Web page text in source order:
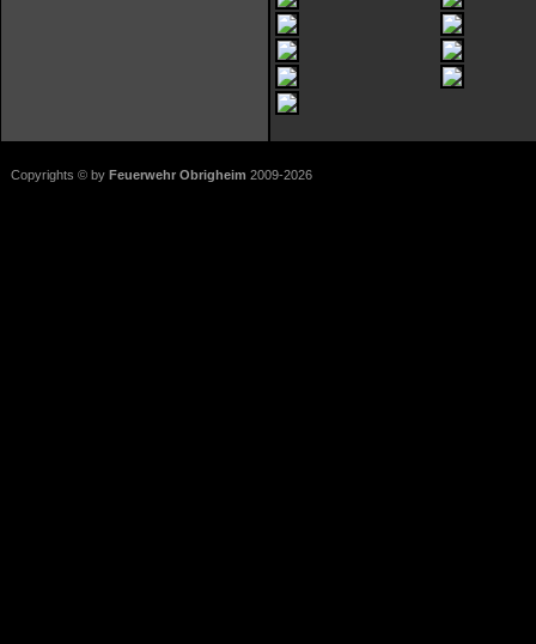
Copyrights © by Feuerwehr Obrigheim 2009-2026